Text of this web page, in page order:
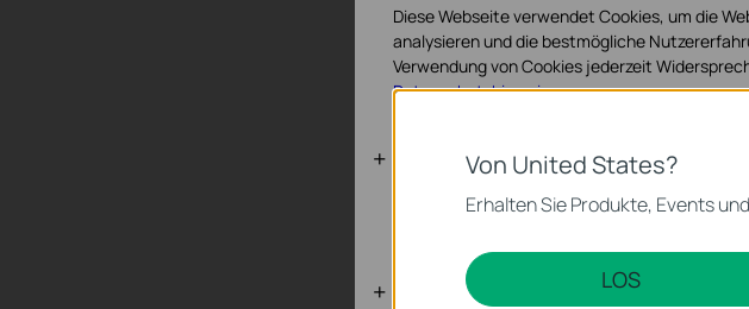
EAP610-Outdoor
Accesspoint
Von United States?
Erhalten Sie Produkte, Events
LOS
Diese Webseite verwendet Cookies, um die
analysieren und die bestmögliche
Verwendung von Cookies jederzeit
Datenschutzhinweisen.
Notwendige Cookies
Diese Cookies sind zur Funktion der Website
Analyse- und Marketing-Cookies